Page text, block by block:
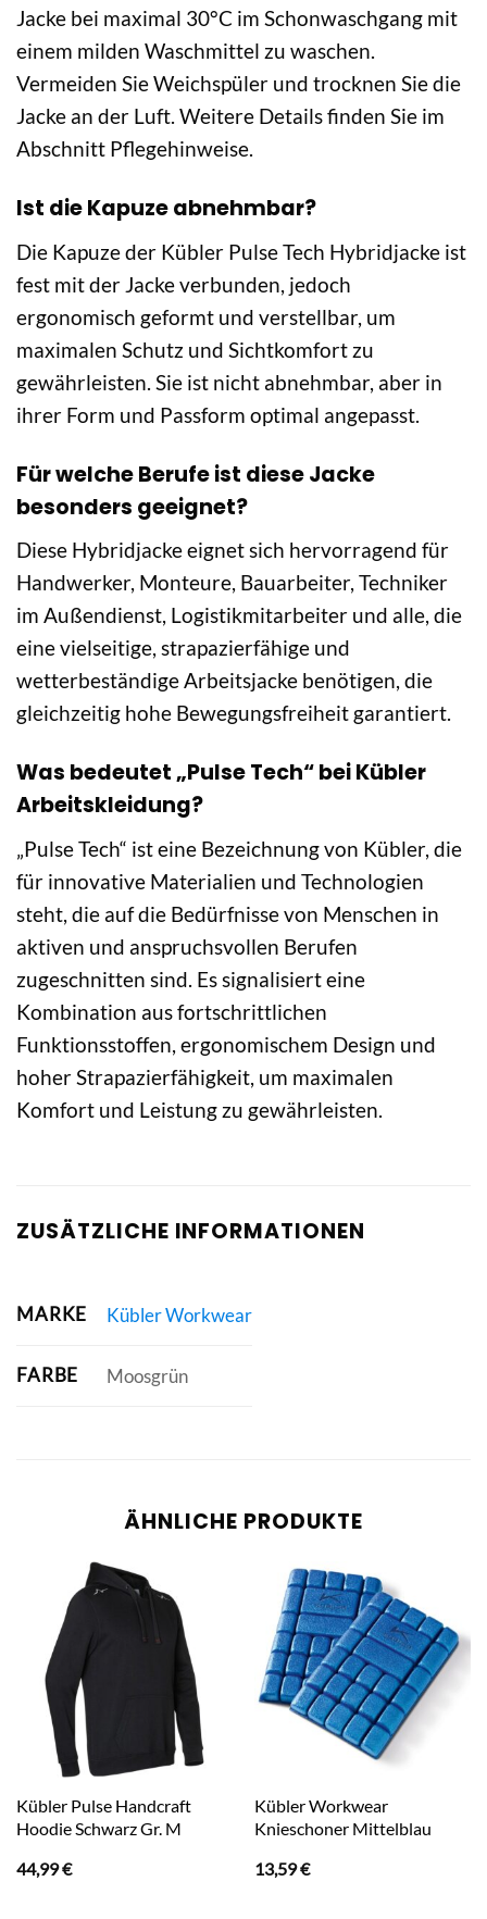
Jacke bei maximal 30°C im Schonwaschgang mit
einem milden Waschmittel zu waschen.
Vermeiden Sie Weichspüler und trocknen Sie die
Jacke an der Luft. Weitere Details finden Sie im
Abschnitt Pflegehinweise.
Ist die Kapuze abnehmbar?
Die Kapuze der Kübler Pulse Tech Hybridjacke ist
fest mit der Jacke verbunden, jedoch
ergonomisch geformt und verstellbar, um
maximalen Schutz und Sichtkomfort zu
gewährleisten. Sie ist nicht abnehmbar, aber in
ihrer Form und Passform optimal angepasst.
Für welche Berufe ist diese Jacke
besonders geeignet?
Diese Hybridjacke eignet sich hervorragend für
Handwerker, Monteure, Bauarbeiter, Techniker
im Außendienst, Logistikmitarbeiter und alle, die
eine vielseitige, strapazierfähige und
wetterbeständige Arbeitsjacke benötigen, die
gleichzeitig hohe Bewegungsfreiheit garantiert.
Was bedeutet „Pulse Tech“ bei Kübler
Arbeitskleidung?
„Pulse Tech“ ist eine Bezeichnung von Kübler, die
für innovative Materialien und Technologien
steht, die auf die Bedürfnisse von Menschen in
aktiven und anspruchsvollen Berufen
zugeschnitten sind. Es signalisiert eine
Kombination aus fortschrittlichen
Funktionsstoffen, ergonomischem Design und
hoher Strapazierfähigkeit, um maximalen
Komfort und Leistung zu gewährleisten.
ZUSÄTZLICHE INFORMATIONEN
MARKE Kübler Workwear
FARBE Moosgrün
ÄHNLICHE PRODUKTE
Kübler Pulse Handcraft
Hoodie Schwarz Gr. M
44,99€
Kübler Workwear
Knieschoner Mittelblau
13,59€